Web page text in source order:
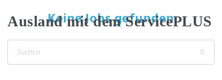
Keine Jobs gefunden